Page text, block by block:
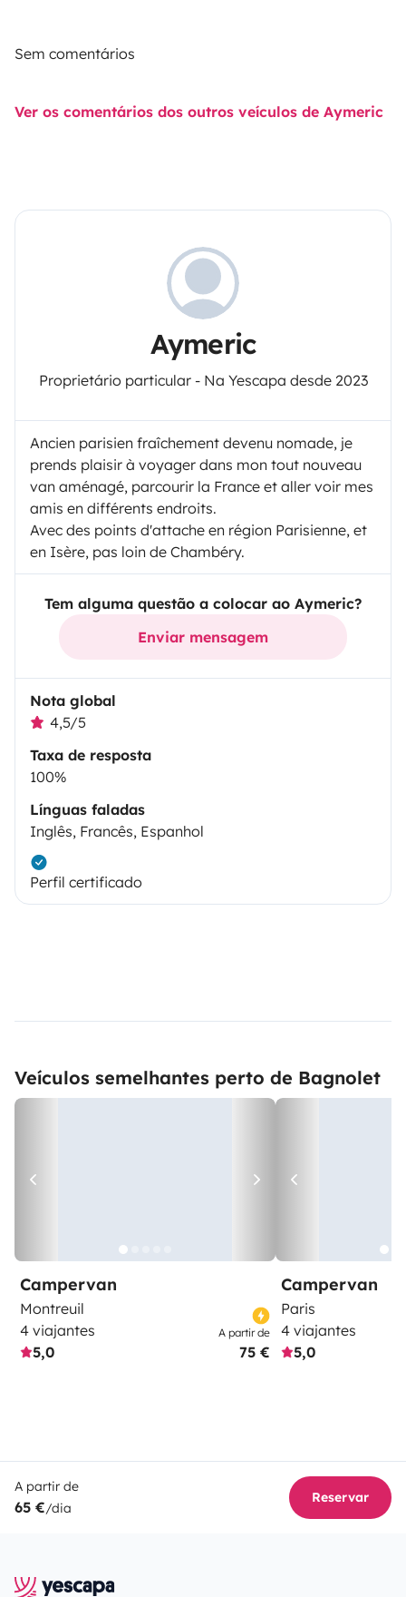
Sem comentários
Ver os comentários dos outros veículos de Aymeric
Aymeric
Proprietário particular - Na Yescapa desde 2023
Ancien parisien fraîchement devenu nomade, je
prends plaisir à voyager dans mon tout nouveau
van aménagé, parcourir la France et aller voir mes
amis en différents endroits.
Avec des points d'attache en région Parisienne, et
en Isère, pas loin de Chambéry.
Tem alguma questão a colocar ao Aymeric?
Enviar mensagem
Nota global
4,5/5
Taxa de resposta
100%
Línguas faladas
Inglês, Francês, Espanhol
Perfil certificado
Veículos semelhantes perto de Bagnolet
Campervan
Montreuil
4 viajantes
5,0
A partir de
75 €
Campervan
Paris
4 viajantes
5,0
A partir de
65 €/dia
Reservar